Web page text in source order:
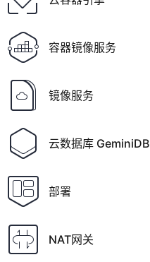
容器镜像服务
镜像服务
云数据库 GeminiDB
部署
NAT网关